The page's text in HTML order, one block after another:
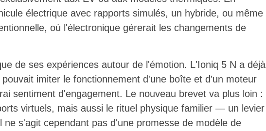
électrique avec rapports simulés, un hybride, ou même
où l'électronique gérerait les changements de
de ses expériences autour de l'émotion. L'Ioniq 5 N a déjà
imiter le fonctionnement d'une boîte et d'un moteur
sentiment d'engagement. Le nouveau brevet va plus loin :
virtuels, mais aussi le rituel physique familier — un levier
s'agit cependant pas d'une promesse de modèle de